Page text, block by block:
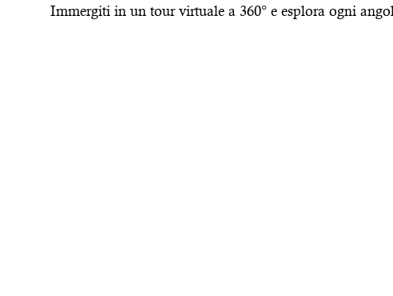
Immergiti in un tour virtuale a 360° e esplora ogni